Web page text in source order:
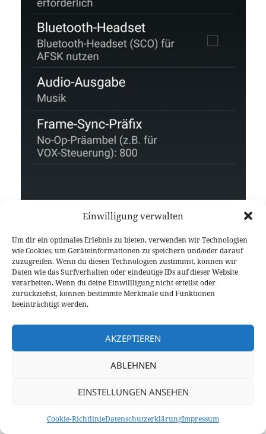
Einwilligung verwalten
Um dir ein optimales Erlebnis zu bieten, verwenden wir Technologien
wie Cookies, um Geräteinformationen zu speichern und/oder darauf
zuzugreifen. Wenn du diesen Technologien zustimmst, können wir
Daten wie das Surfverhalten oder eindeutige IDs auf dieser Website
verarbeiten. Wenn du deine Einwillligung nicht erteilst oder
zurückziehst, können bestimmte Merkmale und Funktionen
beeinträchtigt werden.
AKZEPTIEREN
ABLEHNEN
EINSTELLUNGEN ANSEHEN
Cookie-RichtlinieDatenschutzerklärungImpressum
Verbindungseinstellungen in APRSdroid
Jetzt stellen wir die Audioausgabe am verwendeten
Android-Gerät noch aufmaximal, damit genug NF-
APRSdroid dann aber auch schon abgeschlossen,
und wir können uns nun dem Handfunkgerät